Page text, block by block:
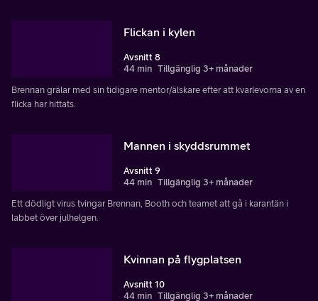
Flickan i kylen
Avsnitt 8
44 min Tillgänglig 3+ månader
Brennan grälar med sin tidigare mentor/älskare efter att kvarlevorna av en
flicka har hittats.
Mannen i skyddsrummet
Avsnitt 9
44 min Tillgänglig 3+ månader
Ett dödligt virus tvingar Brennan, Booth och teamet att gå i karantän i
labbet över julhelgen.
Kvinnan på flygplatsen
Avsnitt 10
44 min Tillgänglig 3+ månader